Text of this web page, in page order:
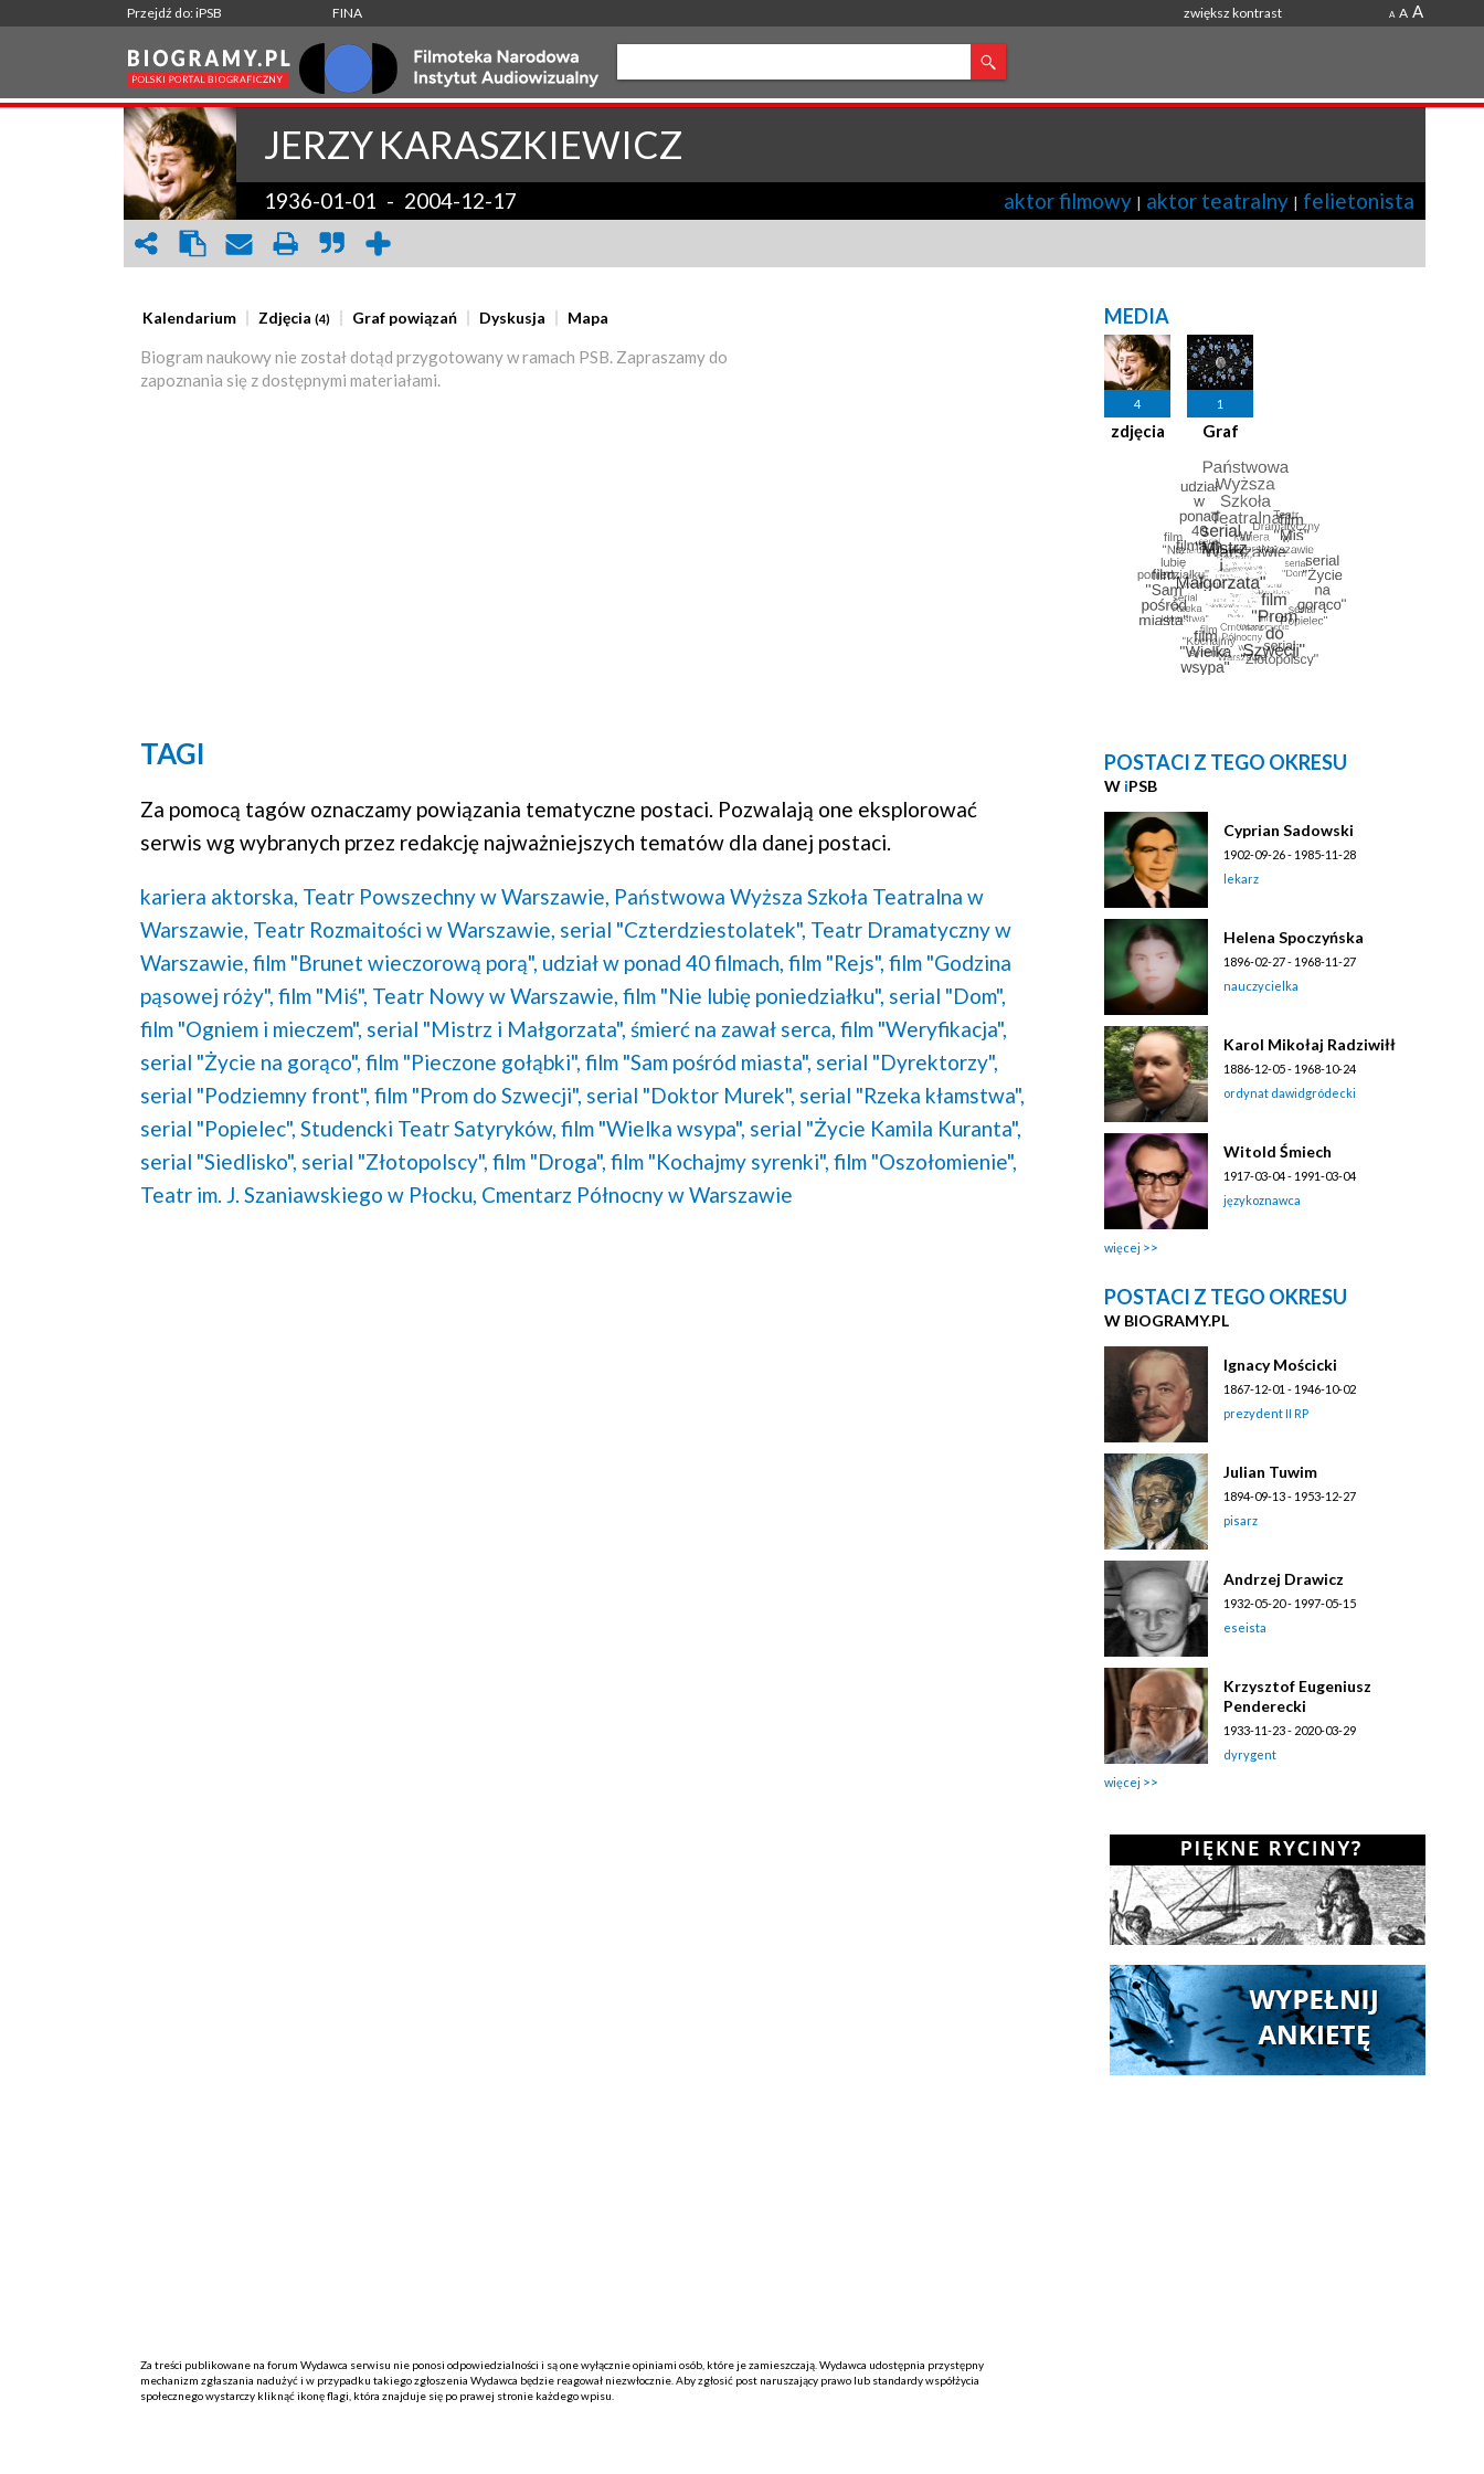
Przejdź do: iPSB FINA zwiększ kontrast A A A
JERZYKARASZKIEWICZ
1936-01-01 - 2004-12-17 aktor filmowy | aktor teatralny | felietonista
Kalendarium Zdjęcia(4) Graf powiązań Dyskusja Mapa
Biogram naukowy nie został dotąd przygotowany w ramach PSB. Zapraszamy do
zapoznania się z dostępnymi materiałami.
TAGI
Za pomocą tagów oznaczamy powiązania tematyczne postaci. Pozwalają one eksplorować
serwis wg wybranych przez redakcję najważniejszych tematów dla danej postaci.
kariera aktorska, Teatr Powszechny w Warszawie, Państwowa Wyższa Szkoła Teatralna w
Warszawie, Teatr Rozmaitości w Warszawie, serial "Czterdziestolatek", Teatr Dramatyczny w
Warszawie, film "Brunet wieczorową porą", udział w ponad 40 filmach, film "Rejs", film "Godzina
pąsowej róży", film "Miś", Teatr Nowy w Warszawie, film "Nie lubię poniedziałku", serial "Dom",
film "Ogniem i mieczem", serial "Mistrz i Małgorzata", śmierć na zawał serca, film "Weryfikacja",
serial "Życie na gorąco", film "Pieczone gołąbki", film "Sam pośród miasta", serial "Dyrektorzy",
serial "Podziemny front", film "Prom do Szwecji", serial "Doktor Murek", serial "Rzeka kłamstwa",
serial "Popielec", Studencki Teatr Satyryków, film "Wielka wsypa", serial "Życie Kamila Kuranta",
serial "Siedlisko", serial "Złotopolscy", film "Droga", film "Kochajmy syrenki", film "Oszołomienie",
Teatr im. J. Szaniawskiego w Płocku, Cmentarz Północny w Warszawie
Za treści publikowane na forum Wydawca serwisu nie ponosi odpowiedzialności i są one wyłącznie opiniami osób, które je zamieszczają. Wydawca udostępnia przystępny
mechanizm zgłaszania nadużyć i w przypadku takiego zgłoszenia Wydawca będzie reagował niezwłocznie. Aby zgłosić post naruszający prawo lub standardy współżycia
społecznego wystarczy kliknąć ikonę flagi, która znajduje się po prawej stronie każdego wpisu.
MEDIA
4
zdjęcia
1
Graf
POSTACI Z TEGO OKRESU
W iPSB
Cyprian Sadowski
1902-09-26 - 1985-11-28
lekarz
Helena Spoczyńska
1896-02-27 - 1968-11-27
nauczycielka
Karol Mikołaj Radziwiłł
1886-12-05 - 1968-10-24
ordynat dawidgródecki
Witold Śmiech
1917-03-04 - 1991-03-04
językoznawca
więcej
POSTACI Z TEGO OKRESU
W BIOGRAMY.PL
Ignacy Mościcki
1867-12-01 - 1946-10-02
prezydent II RP
Julian Tuwim
1894-09-13 - 1953-12-27
pisarz
Andrzej Drawicz
1932-05-20 - 1997-05-15
eseista
Krzysztof Eugeniusz
Penderecki
1933-11-23 - 2020-03-29
dyrygent
więcej